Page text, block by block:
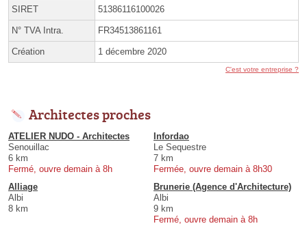
SIRET 51386116100026
N° TVA Intra. FR34513861161
Création 1 décembre 2020
C'est votre entreprise ?
Architectes proches
ATELIER NUDO - Architectes
Senouillac
6 km
Fermé, ouvre demain à 8h
Infordao
Le Sequestre
7 km
Fermée, ouvre demain à 8h30
Alliage
Albi
8 km
Brunerie (Agence d'Architecture)
Albi
9 km
Fermé, ouvre demain à 8h